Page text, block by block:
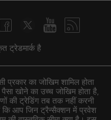
ट्रेडमार्क है
प्रकार का जोखिम शामिल होता
खोने का उच्च जोखिम होता है,
की ट्रेडिंग तब तक नहीं करनी
आप जिन ट्रैन्सैक्शन में प्रवेश